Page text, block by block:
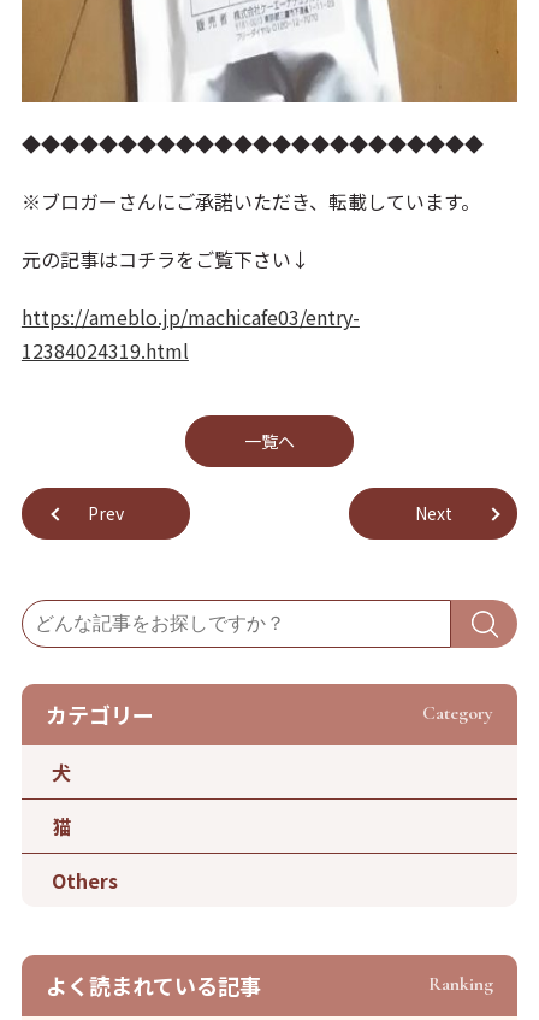
◆◆◆◆◆◆◆◆◆◆◆◆◆◆◆◆◆◆◆◆◆◆◆◆
※ブロガーさんにご承諾いただき、転載しています。
元の記事はコチラをご覧下さい↓
https://ameblo.jp/machicafe03/entry-
12384024319.html
Prev
⼀覧へ
Next
カテゴリー Category
犬
猫
Others
よく読まれている記事 Ranking